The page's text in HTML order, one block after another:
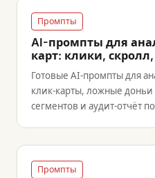
Промпты
AI-промпты для
карт: клики,
Готовые AI-промпты для
клик-карты, ложные доньи
сегментов и аудит-отчёт
Промпты